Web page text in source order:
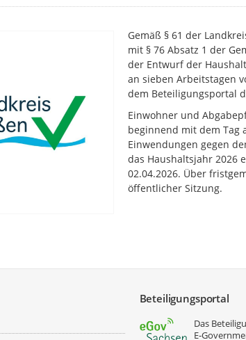
Gemäß § 61 der
mit § 76 Absatz 1 der
der Entwurf der
an sieben Arbeitstagen
dem Beteiligungsportal
Einwohner und
beginnend mit dem Tag
Einwendungen gegen
das Haushaltsjahr 2026
02.04.2026. Über
öffentlicher Sitzung.
Beteiligungsportal
Das